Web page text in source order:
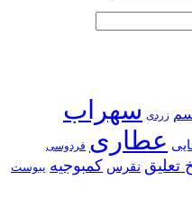
زردی سهراب
عطاری فردوسی
تعلیق نقرس کمبوجیه یبوست